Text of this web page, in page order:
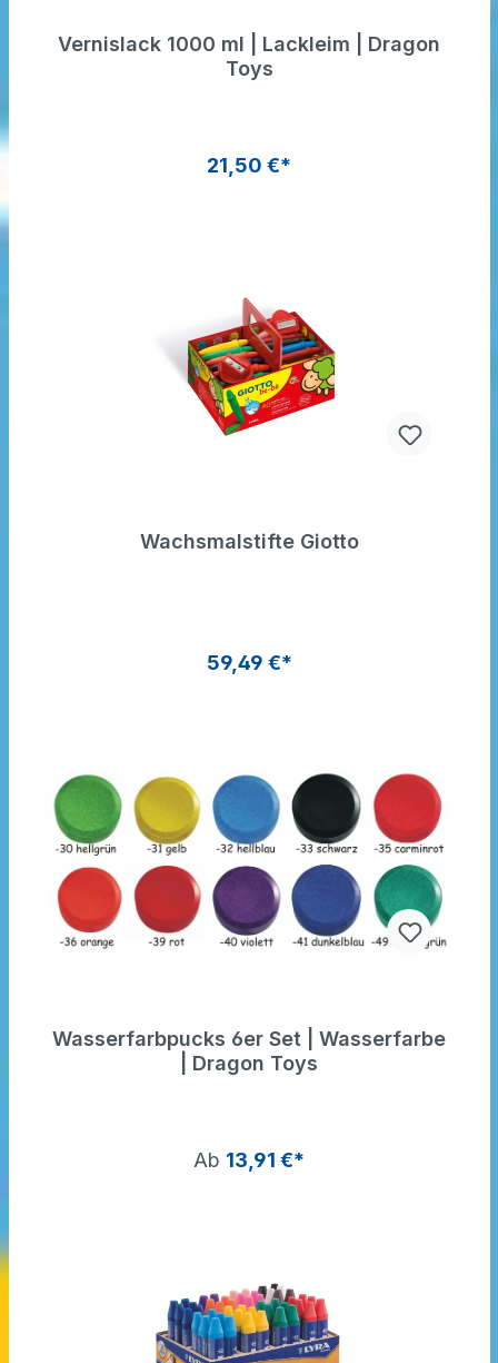
Vernislack 1000 ml | Lackleim | Dragon
Toys
21,50 €*
Wachsmalstifte Giotto
59,49 €*
Wasserfarbpucks 6er Set | Wasserfarbe
| Dragon Toys
Ab 13,91 €*